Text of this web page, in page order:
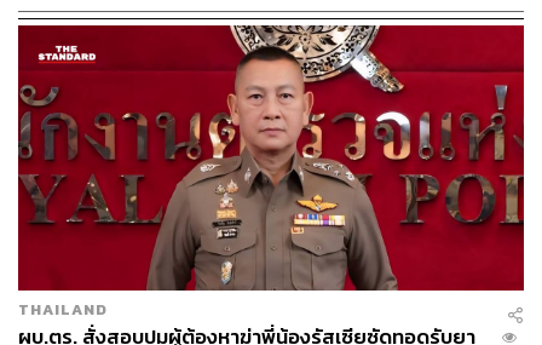
THAILAND
ผบ.ตร. สั่งสอบปมผู้ต้องหาฆ่าพี่น้องรัสเซียซัดทอดรับยา